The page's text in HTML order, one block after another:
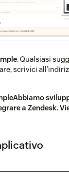
. Qualsiasi
scrivici
Abbiamo
a Zendesk.